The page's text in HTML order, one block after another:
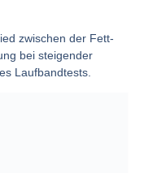
zwischen der Fett-
bei steigender
Laufbandtests.